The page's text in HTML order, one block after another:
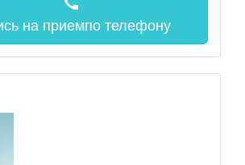
на приемпо телефону